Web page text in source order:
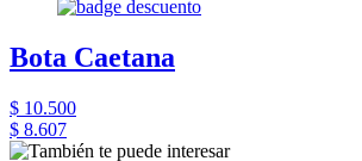
Bota Caetana
$ 10.500
$ 8.607